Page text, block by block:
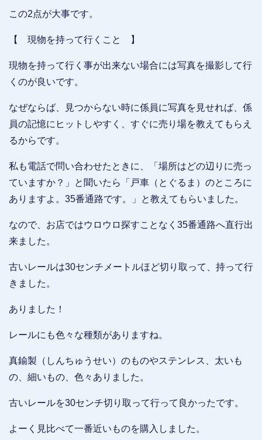
この2点が大事です。
【 現物を持って行くこと 】
現物を持って行く事が出来ない場合には写真を撮影して行
くのが良いです。
なぜならば、見つからない時に係員に写真を見せれば、係
員の記憶にヒットしやすく、すぐに売り場を教えてもらえ
るからです。
私も電話で問い合わせたときに、「場所はどの辺りに売っ
ていますか？」と聞いたら「戸車（とぐるま）のところに
ありますよ。35番通路です。」と教えてもらいました。
なので、お店ではウロウロ探すことなく35番通路へ直行出
来ました。
古いレールは30センチメートルほど切り取って、持って行
きました。
ありました！
レールにも色々な種類がありますね。
真鍮製（しんちゅうせい）のものやステンレス、太いも
の、細いもの、色々ありました。
古いレールを30センチ切り取って行って良かったです。
よーく見比べて一番近いものを購入しました。